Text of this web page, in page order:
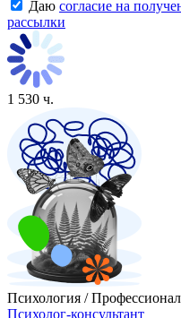
Даю согласие на
рассылки
1 530 ч.
Психология /
Психолог-консультант